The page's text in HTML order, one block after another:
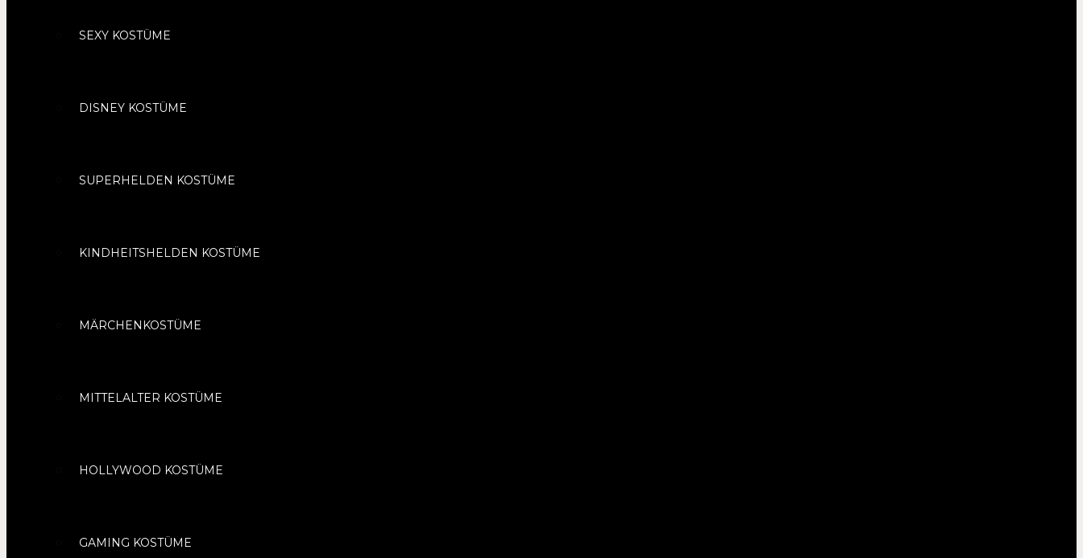
SEXY KOSTÜME
DISNEY KOSTÜME
SUPERHELDEN KOSTÜME
KINDHEITSHELDEN KOSTÜME
MÄRCHENKOSTÜME
MITTELALTER KOSTÜME
HOLLYWOOD KOSTÜME
GAMING KOSTÜME